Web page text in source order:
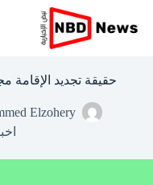
إلى
المحتوى
حقيقة تجديد الإقامة
Elzohery